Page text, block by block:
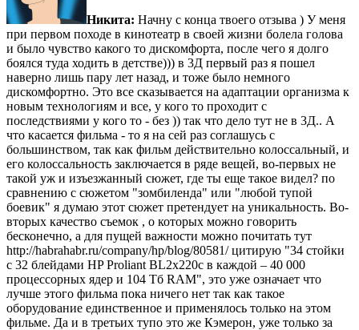
Никита: Начну с конца твоего отзыва ) У меня
при первом походе в кинотеатр в своей жизни болела голова
и было чувство какого то дискомфорта, после чего я долго
боялся туда ходить в детстве))) в 3Д первый раз я пошел
наверно лишь пару лет назад, и тоже было немного
дискомфортно. Это все сказывается на адаптации организма к
новым технологиям и все, у кого то проходит с
последствиями у кого то - без )) так что дело тут не в 3Д.. А
что касается фильма - то я на сей раз соглашусь с
большинством, так как фильм действительно колоссальный, и
его колоссальность заключается в ряде вещей, во-первых не
такой уж и изъезжанный сюжет, где ты еще такое видел? по
сравнению с сюжетом "зомбиленда" или "любой тупой
боевик" я думаю этот сюжет претендует на уникальность. Во-
вторых качество съемок , о которых можно говорить
бесконечно, а для пущей важности можно почитать тут
http://habrahabr.ru/company/hp/blog/80581/ цитирую "34 стойки
с 32 блейдами HP Proliant BL2x220c в каждой – 40 000
процессорных ядер и 104 Тб RAM", это уже означает что
лучше этого фильма пока ничего нет так как такое
оборудование единственное и применялось только на этом
фильме. Да и в третьих тупо это же Кэмерон, уже только за